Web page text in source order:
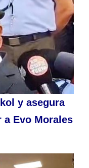
y asegura
Evo Morales